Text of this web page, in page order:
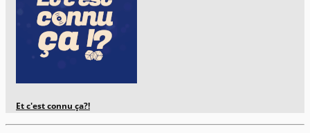
Et c'est connu ça?!